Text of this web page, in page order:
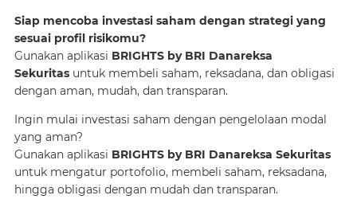
Siap mencoba investasi saham dengan strategi yang
sesuai profil risikomu?
Gunakan aplikasi BRIGHTS by BRI Danareksa
Sekuritasuntuk membeli saham, reksadana, dan obligasi
dengan aman, mudah, dan transparan.
Ingin mulai investasi saham dengan pengelolaan modal
yang aman?
Gunakan aplikasi BRIGHTS by BRI Danareksa Sekuritas
untuk mengatur portofolio, membeli saham, reksadana,
hingga obligasi dengan mudah dan transparan.